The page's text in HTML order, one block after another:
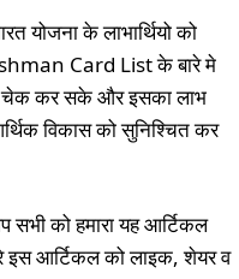
योजना के लाभार्थियो को
Card List के बारे मे
चेक कर सके और इसका लाभ
विकास को सुनिश्चित कर
को हमारा यह आर्टिकल
इस आर्टिकल को लाइक, शेयर व